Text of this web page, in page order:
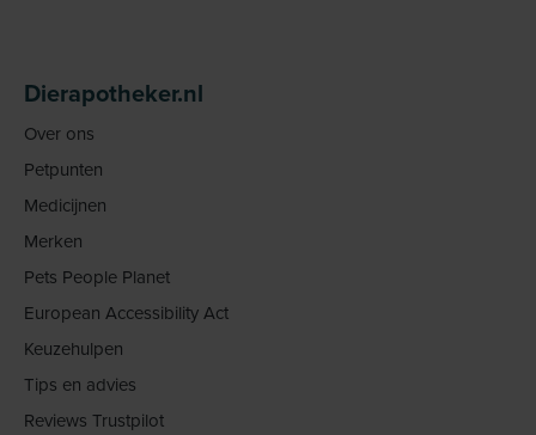
Dierapotheker.nl
Over ons
Petpunten
Medicijnen
Merken
Pets People Planet
European Accessibility Act
Keuzehulpen
Tips en advies
Reviews Trustpilot